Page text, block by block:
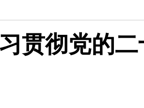
贯彻党的